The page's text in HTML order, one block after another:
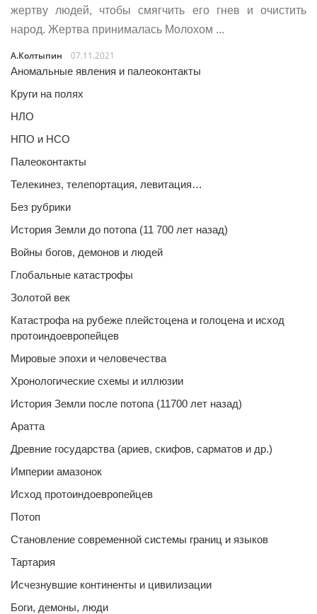
жертву людей, чтобы смягчить его гнев и очистить
народ. Жертва принималась Молохом ...
А.Колтыпин
07.11.2021
Аномальные явления и палеоконтакты
Круги на полях
НЛО
НПО и НСО
Палеоконтакты
Телекинез, телепортация, левитация…
Без рубрики
История Земли до потопа (11 700 лет назад)
Войны богов, демонов и людей
Глобальные катастрофы
Золотой век
Катастрофа на рубеже плейстоцена и голоцена и исход
протоиндоевропейцев
Мировые эпохи и человечества
Хронологические схемы и иллюзии
История Земли после потопа (11700 лет назад)
Аратта
Древние государства (ариев, скифов, сарматов и др.)
Империи амазонок
Исход протоиндоевропейцев
Потоп
Становление современной системы границ и языков
Тартария
Исчезнувшие континенты и цивилизации
Боги, демоны, люди